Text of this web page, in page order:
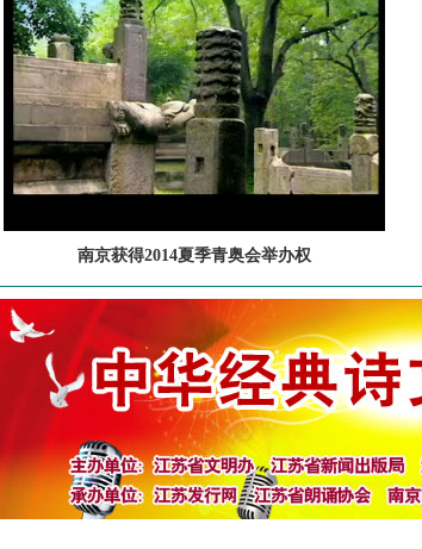
南京获得2014夏季青奥会举办权